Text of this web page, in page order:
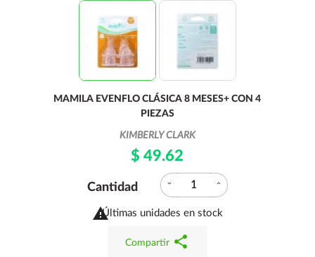
MAMILA EVENFLO CLÁSICA 8 MESES+ CON 4
PIEZAS
KIMBERLY CLARK
$ 49.62
Cantidad expand_more expand_less

Últimas unidades en stock
Compartir share